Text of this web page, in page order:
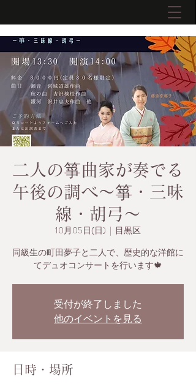
二人の箏曲家が奏でる
午後の調べ〜箏・三味
線・胡弓〜
10月05日(日)
  |
目黒区
同級生の町田夢子と二人で、歴史的な洋館に
受付が終了しました
他のイベントを見る
日時・場所